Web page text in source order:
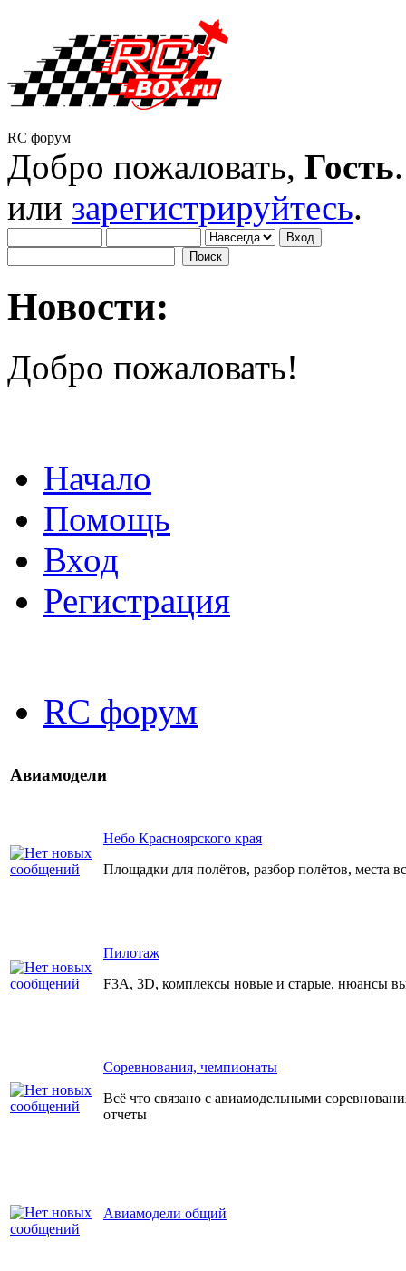
RC форум
Добро пожаловать, Гость
или зарегистрируйтесь.
Новости:
Добро пожаловать!
Начало
Помощь
Вход
Регистрация
RC форум
Авиамодели
Небо Красноярского края
Площадки для полётов, разбор полётов, места
Пилотаж
F3A, 3D, комплексы новые и старые, нюансы
Соревнования, чемпионаты
Всё что связано с авиамодельными
отчеты
Авиамодели общий